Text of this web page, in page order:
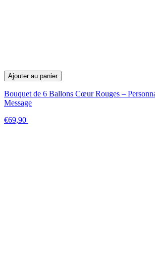
Ajouter au panier
Bouquet de 6 Ballons Cœur Rouges –
Message
€69,90